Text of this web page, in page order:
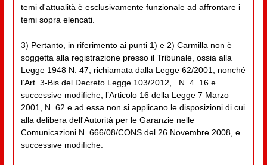
temi d'attualità è esclusivamente funzionale ad affrontare i
temi sopra elencati.
3) Pertanto, in riferimento ai punti 1) e 2) Carmilla non è
soggetta alla registrazione presso il Tribunale, ossia alla
Legge 1948 N. 47, richiamata dalla Legge 62/2001, nonché
l’Art. 3-Bis del Decreto Legge 103/2012, _N. 4_16 e
successive modifiche, l’Articolo 16 della Legge 7 Marzo
2001, N. 62 e ad essa non si applicano le disposizioni di cui
alla delibera dell'Autorità per le Garanzie nelle
Comunicazioni N. 666/08/CONS del 26 Novembre 2008, e
successive modifiche.